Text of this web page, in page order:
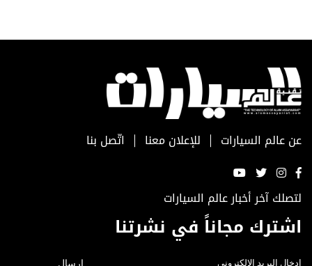
عن عالم السيارات للإعلان معنا اتّصل بنا
لتصلك آخر أخبار عالم السيارات
اشترك مجاناً في نشرتنا